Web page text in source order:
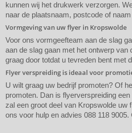
kunnen wij het drukwerk verzorgen.
naar de plaatsnaam, postcode of
Vormgeving van uw flyer in Kropswolde
Voor ons vormgeefteam aan de slag
aan de slag gaan met het ontwerp
graag door totdat u tevreden bent met
Flyer verspreiding is ideaal voor
U wilt graag uw bedrijf promoten? Of
promoten. Dan is flyerverspreiding
zal een groot deel van Kropswolde uw
ons voor hulp en advies 088 118